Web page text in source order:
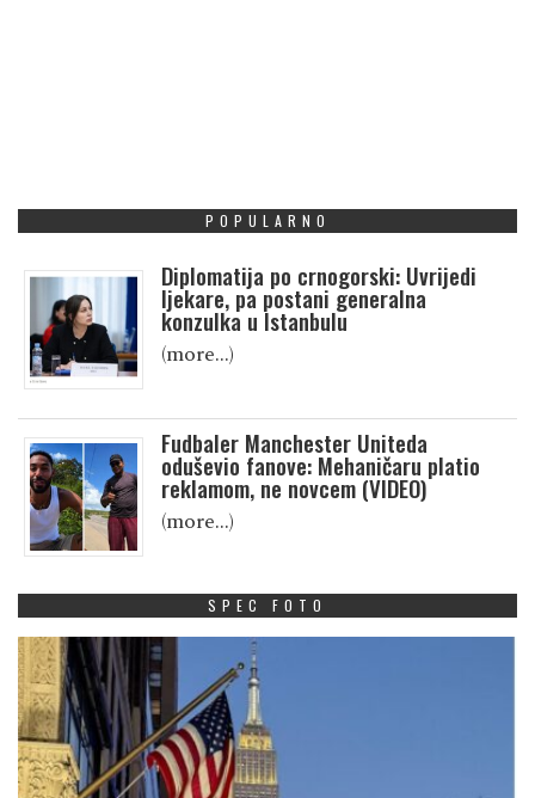
POPULARNO
Diplomatija po crnogorski: Uvrijedi
ljekare, pa postani generalna
konzulka u Istanbulu
(more…)
Fudbaler Manchester Uniteda
oduševio fanove: Mehaničaru platio
reklamom, ne novcem (VIDEO)
(more…)
SPEC FOTO